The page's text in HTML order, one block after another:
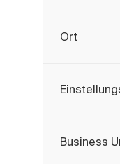
Ort
Business